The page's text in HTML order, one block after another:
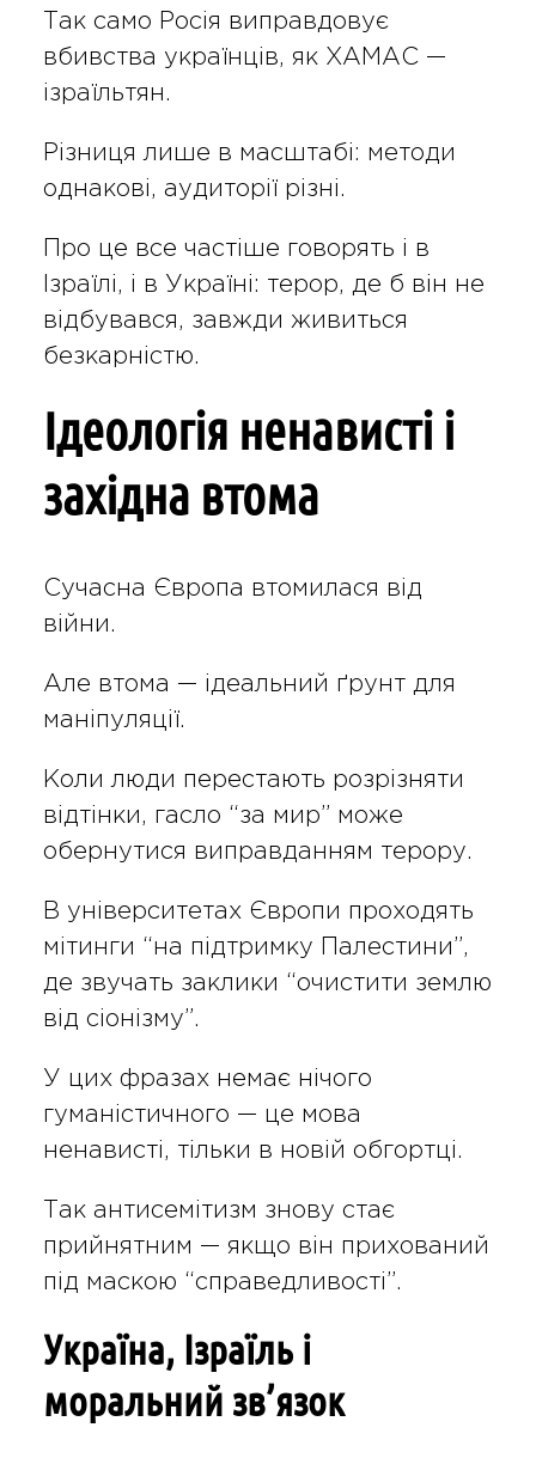
Так само Росія виправдовує
вбивства українців, як ХАМАС —
ізраїльтян.
Різниця лише в масштабі: методи
однакові, аудиторії різні.
Про це все частіше говорять і в
Ізраїлі, і в Україні: терор, де б він не
відбувався, завжди живиться
безкарністю.
Ідеологія ненависті і
західна втома
Сучасна Європа втомилася від
війни.
Але втома — ідеальний ґрунт для
маніпуляції.
Коли люди перестають розрізняти
відтінки, гасло “за мир” може
обернутися виправданням терору.
В університетах Європи проходять
мітинги “на підтримку Палестини”,
де звучать заклики “очистити землю
від сіонізму”.
У цих фразах немає нічого
гуманістичного — це мова
ненависті, тільки в новій обгортці.
Так антисемітизм знову стає
прийнятним — якщо він прихований
під маскою “справедливості”.
Україна, Ізраїль і
моральний зв’язок